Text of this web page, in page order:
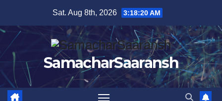
content
Sat. Aug 8th, 2026 3:18:21 AM
SamacharSaaransh